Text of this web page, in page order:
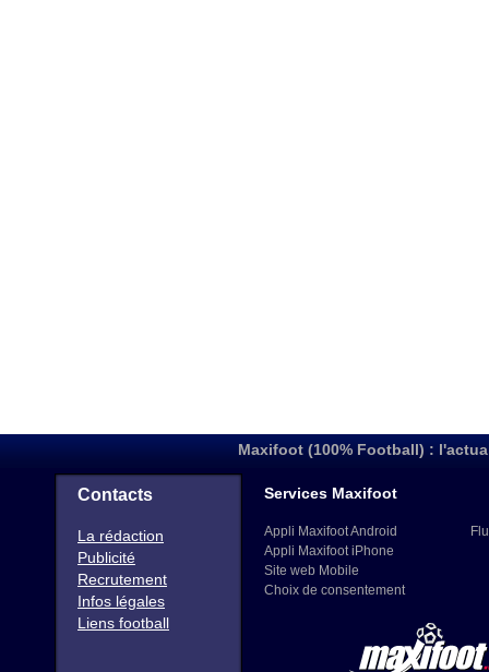
Maxifoot (100% Football) :
Contacts
La rédaction
Publicité
Recrutement
Infos légales
Liens football
Services Maxifoot
Appli Maxifoot Android
Appli Maxifoot iPhone
Site web Mobile
Choix de consentement